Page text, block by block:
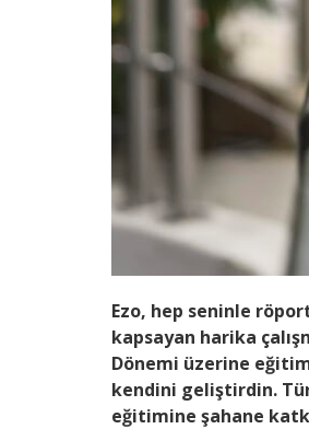
Ezo, hep seninle
kapsayan harika
Dönemi üzerine
kendini geliştirdin.
eğitimine şahane